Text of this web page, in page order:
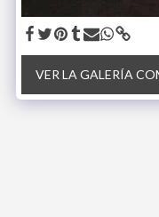
VER LA GALERÍA